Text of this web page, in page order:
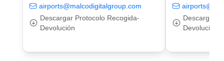
airports@malcodigitalgroup.com
Descargar Protocolo Recogida-
Devolución
Descargar
Devolución